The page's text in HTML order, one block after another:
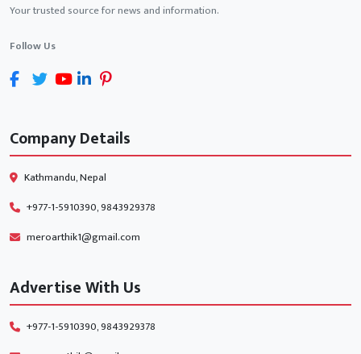
Your trusted source for news and information.
Follow Us
Company Details
Kathmandu, Nepal
+977-1-5910390, 9843929378
meroarthik1@gmail.com
Advertise With Us
+977-1-5910390, 9843929378